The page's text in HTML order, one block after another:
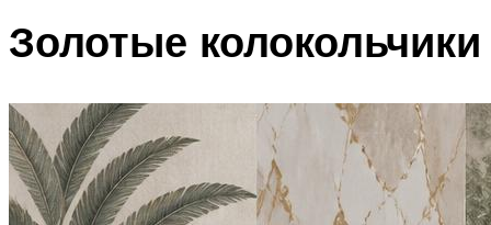
Золотые колокольчики